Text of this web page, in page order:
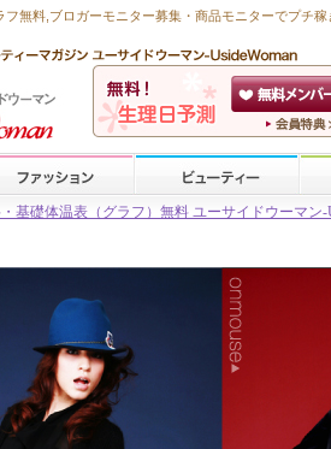
フ無料 ,ブロガーモニター募集・商品モニターでプチ稼
基礎体温表（グラフ）無料 ユーサイドウーマン-